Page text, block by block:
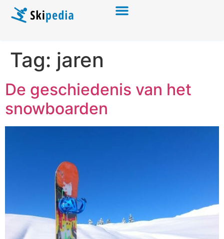
Tag: jaren
De geschiedenis van het
snowboarden